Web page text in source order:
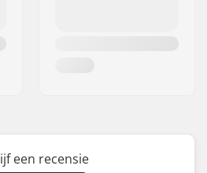
een recensie